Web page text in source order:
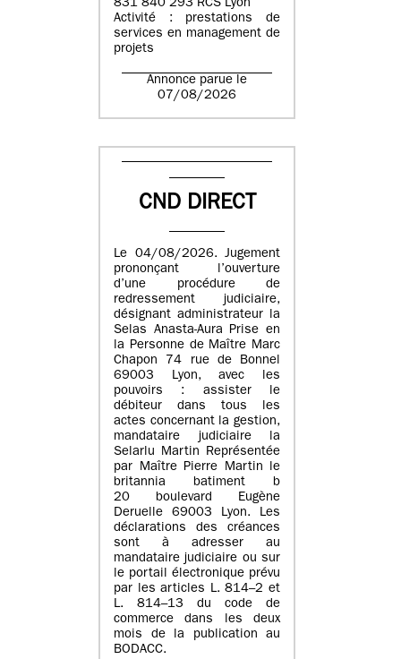
831 840 293 RCS Lyon
Activité : prestations de
services en management de
projets
Annonce parue le
07/08/2026
CND DIRECT
Le 04/08/2026. Jugement
prononçant l’ouverture
d’une procédure de
redressement judiciaire,
désignant administrateur la
Selas Anasta-Aura Prise en
la Personne de Maître Marc
Chapon 74 rue de Bonnel
69003 Lyon, avec les
pouvoirs : assister le
débiteur dans tous les
actes concernant la gestion,
mandataire judiciaire la
Selarlu Martin Représentée
par Maître Pierre Martin le
britannia batiment b
20 boulevard Eugène
Deruelle 69003 Lyon. Les
déclarations des créances
sont à adresser au
mandataire judiciaire ou sur
le portail électronique prévu
par les articles L. 814–2 et
L. 814–13 du code de
commerce dans les deux
mois de la publication au
BODACC.